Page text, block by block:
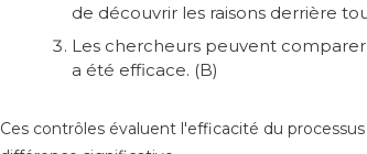
de découvrir les raisons derrière
Les chercheurs peuvent
a été efficace. (B)
Ces contrôles évaluent l'efficacité du